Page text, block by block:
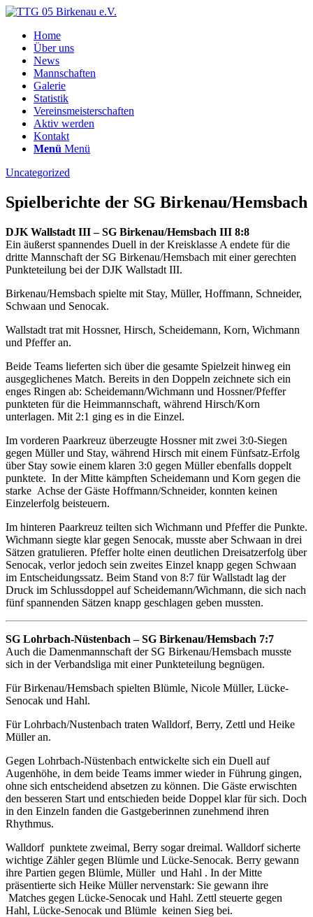
Home
Über uns
News
Mannschaften
Galerie
Statistik
Vereinsmeisterschaften
Aktiv werden
Kontakt
Menü Menü
Uncategorized
Spielberichte der SG Birkenau/Hemsbach
DJK Wallstadt III – SG Birkenau/Hemsbach III 8:8
Ein äußerst spannendes Duell in der Kreisklasse A endete für die
dritte Mannschaft der SG Birkenau/Hemsbach mit einer gerechten
Punkteteilung bei der DJK Wallstadt III.
Birkenau/Hemsbach spielte mit Stay, Müller, Hoffmann, Schneider,
Schwaan und Senocak.
Wallstadt trat mit Hossner, Hirsch, Scheidemann, Korn, Wichmann
und Pfeffer an.
Beide Teams lieferten sich über die gesamte Spielzeit hinweg ein
ausgeglichenes Match. Bereits in den Doppeln zeichnete sich ein
enges Ringen ab: Scheidemann/Wichmann und Hossner/Pfeffer
punkteten für die Heimmannschaft, während Hirsch/Korn
unterlagen. Mit 2:1 ging es in die Einzel.
Im vorderen Paarkreuz überzeugte Hossner mit zwei 3:0-Siegen
gegen Müller und Stay, während Hirsch mit einem Fünfsatz-Erfolg
über Stay sowie einem klaren 3:0 gegen Müller ebenfalls doppelt
punktete. In der Mitte kämpften Scheidemann und Korn gegen die
starke Achse der Gäste Hoffmann/Schneider, konnten keinen
Einzelerfolg beisteuern.
Im hinteren Paarkreuz teilten sich Wichmann und Pfeffer die Punkte.
Wichmann siegte klar gegen Senocak, musste aber Schwaan in drei
Sätzen gratulieren. Pfeffer holte einen deutlichen Dreisatzerfolg über
Senocak, verlor jedoch sein zweites Einzel knapp gegen Schwaan
im Entscheidungssatz. Beim Stand von 8:7 für Wallstadt lag der
Druck im Schlussdoppel auf Scheidemann/Wichmann, die sich nach
fünf spannenden Sätzen knapp geschlagen geben mussten.
SG Lohrbach-Nüstenbach – SG Birkenau/Hemsbach 7:7
Auch die Damenmannschaft der SG Birkenau/Hemsbach musste
sich in der Verbandsliga mit einer Punkteteilung begnügen.
Für Birkenau/Hemsbach spielten Blümle, Nicole Müller, Lücke-
Senocak und Hahl.
Für Lohrbach/Nustenbach traten Walldorf, Berry, Zettl und Heike
Müller an.
Gegen Lohrbach-Nüstenbach entwickelte sich ein Duell auf
Augenhöhe, in dem beide Teams immer wieder in Führung gingen,
ohne sich entscheidend absetzen zu können. Die Gäste erwischten
den besseren Start und entschieden beide Doppel klar für sich. Doch
in den Einzeln fanden die Gastgeberinnen zunehmend ihren
Rhythmus.
Walldorf punktete zweimal, Berry sogar dreimal. Walldorf sicherte
wichtige Zähler gegen Blümle und Lücke-Senocak. Berry gewann
ihre Partien gegen Blümle, Müller und Hahl . In der Mitte
präsentierte sich Heike Müller nervenstark: Sie gewann ihre
Matches gegen Lücke-Senocak und Hahl. Zettl steuerte gegen
Hahl, Lücke-Senocak und Blümle keinen Sieg bei.